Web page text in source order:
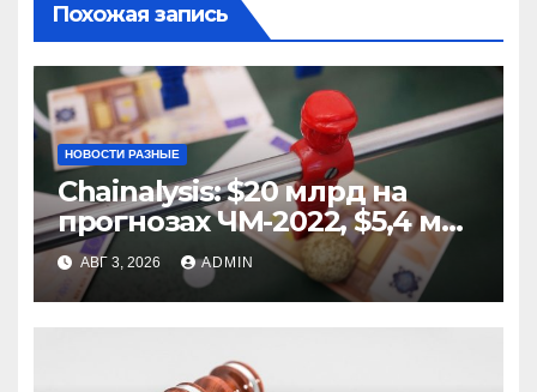
Похожая запись
НОВОСТИ РАЗНЫЕ
Chainalysis: $20 млрд на
прогнозах ЧМ-2022, $5,4 млн
из них незаконные
АВГ 3, 2026 ADMIN